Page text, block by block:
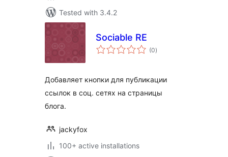
Tested with 3.4.2
Sociable RE
(0total
ratings
)
Добавляет кнопки для публикации
ссылок в соц. сетях на страницы
блога.
jackyfox
100+ active installations